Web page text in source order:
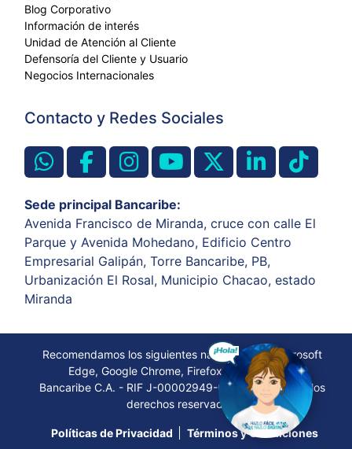
Blog Corporativo
Información de interés
Unidad de Atención al Cliente
Defensoría del Cliente y Usuario
Negocios Internacionales
Contacto y Redes Sociales
Sede principal Bancaribe:
Avenida Francisco de Miranda, cruce con calle El
Parque y Avenida Mohedano, Edificio Centro
Empresarial Galipán, Torre Bancaribe, PB,
Urbanización El Rosal, Municipio Chacao, estado
Miranda
Recomendamos los siguientes navegadores: Microsoft
Edge, Google Chrome, Firefox, Opera, Safari
Bancaribe C.A. - RIF J-00002949-0. © 2022. Todos los
derechos reservados.
Políticas de Privacidad Términos y Condiciones